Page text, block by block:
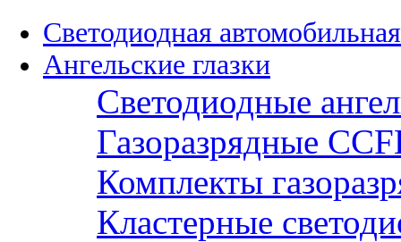
Светодиодная
Ангельские глазки
Светодиодные
Газоразрядные
Комплекты
Кластерные